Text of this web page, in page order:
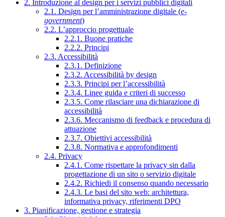
2. Introduzione al design per i servizi pubblici digitali
2.1. Design per l’amministrazione digitale (e-
government)
2.2. L’approccio progettuale
2.2.1. Buone pratiche
2.2.2. Principi
2.3. Accessibilità
2.3.1. Definizione
2.3.2. Accessibilità by design
2.3.3. Principi per l’accessibilità
2.3.4. Linee guida e criteri di successo
2.3.5. Come rilasciare una dichiarazione di
accessibilità
2.3.6. Meccanismo di feedback e procedura di
attuazione
2.3.7. Obiettivi accessibilità
2.3.8. Normativa e approfondimenti
2.4. Privacy
2.4.1. Come rispettare la privacy sin dalla
progettazione di un sito o servizio digitale
2.4.2. Richiedi il consenso quando necessario
2.4.3. Le basi del sito web: architettura,
informativa privacy, riferimenti DPO
3. Pianificazione, gestione e strategia